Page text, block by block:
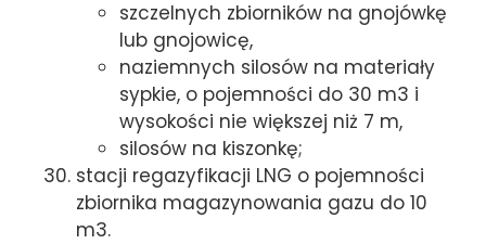
szczelnych zbiorników na gnojówkę
lub gnojowicę,
naziemnych silosów na materiały
sypkie, o pojemności do 30 m3 i
wysokości nie większej niż 7 m,
silosów na kiszonkę;
stacji regazyfikacji LNG o pojemności
zbiornika magazynowania gazu do 10
m3.